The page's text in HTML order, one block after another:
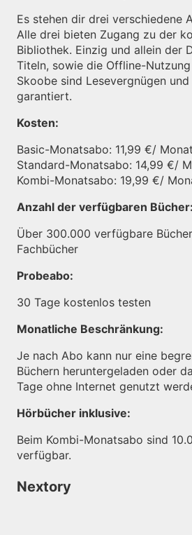
Es stehen dir drei verschiedene
Alle drei bieten Zugang zu der
Bibliothek. Einzig und allein der
Titeln, sowie die Offline-
Skoobe sind Lesevergnügen
garantiert.
Kosten:
Basic-Monatsabo: 11,99 €/ Monat
Standard-Monatsabo: 14,99 €/
Kombi-Monatsabo: 19,99 €/
Anzahl der verfügbaren Bücher:
Über 300.000 verfügbare
Fachbücher
Probeabo:
30 Tage kostenlos testen
Monatliche Beschränkung:
Je nach Abo kann nur eine
Büchern heruntergeladen oder
Tage ohne Internet genutzt
Hörbücher inklusive:
Beim Kombi-Monatsabo sind
verfügbar.
Nextory